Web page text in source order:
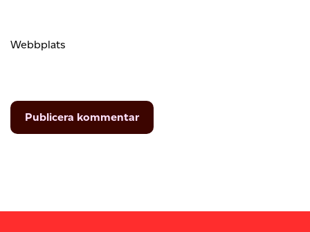
Webbplats